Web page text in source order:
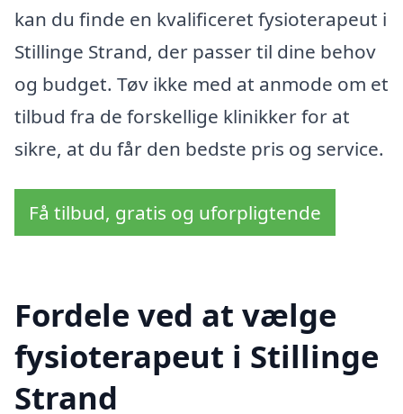
kan du finde en kvalificeret fysioterapeut i
Stillinge Strand, der passer til dine behov
og budget. Tøv ikke med at anmode om et
tilbud fra de forskellige klinikker for at
sikre, at du får den bedste pris og service.
Få tilbud, gratis og uforpligtende
Fordele ved at vælge
fysioterapeut i Stillinge
Strand